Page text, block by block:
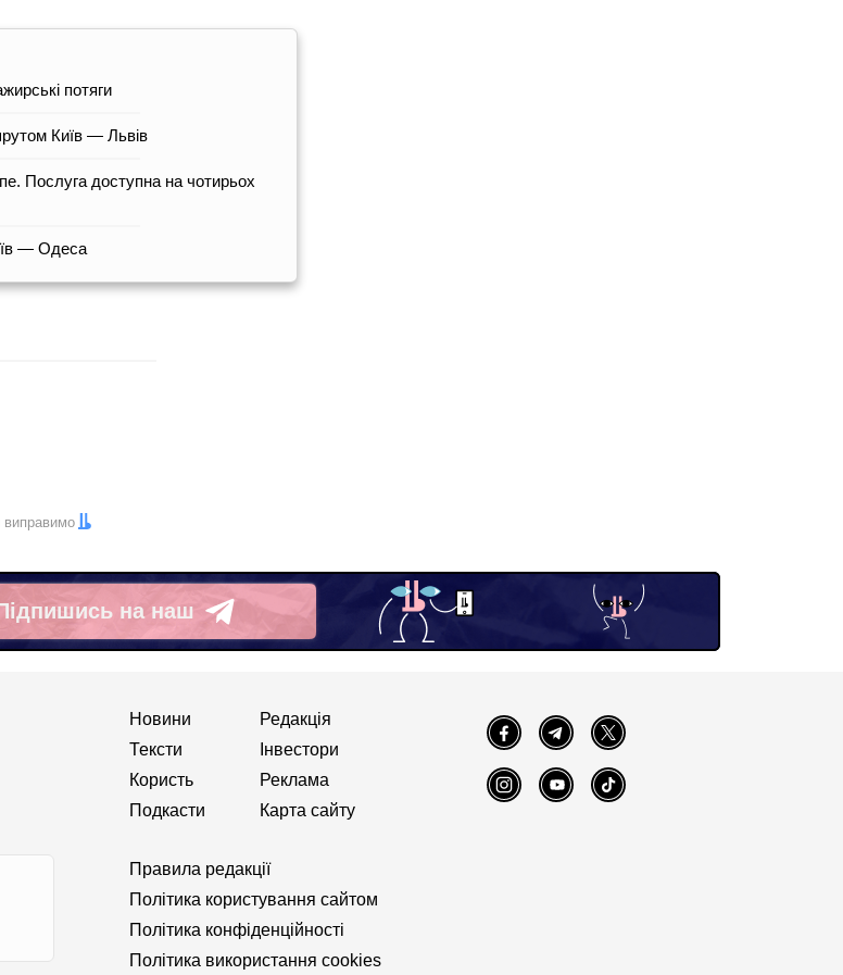
потяги
Київ — Львів
Послуга доступна на чотирьох
— Одеса
на наш
Новини
Тексти
Користь
Подкасти
Редакція
Інвестори
Реклама
Карта сайту
FacebookTelegram Twitter
InstagramYouTube TikTok
Правила редакції
Політика користування сайтом
Політика конфіденційності
Політика використання cookies